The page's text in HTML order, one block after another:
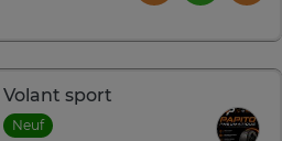
Volant sport
Neuf